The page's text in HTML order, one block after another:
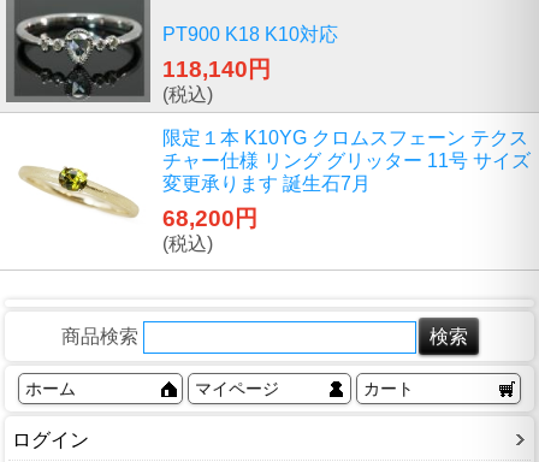
PT900 K18 K10対応
118,140円
(税込)
限定１本 K10YG クロムスフェーン テクス
チャー仕様 リング グリッター 11号 サイズ
変更承ります 誕生石7月
68,200円
(税込)
商品検索
ホーム マイページ カート
ログイン